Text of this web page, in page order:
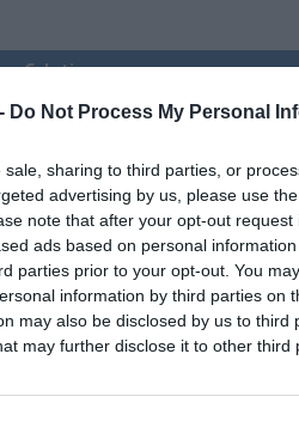
Do Not Process My Personal
sharing to third parties, or
advertising by us, please use
note that after your opt-out
ads based on personal
parties prior to your opt-out. You
information by third parties on
may also be disclosed by us to third
may further disclose it to other third
Celati